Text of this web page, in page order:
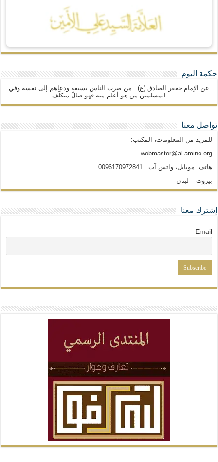
حكمة اليوم
عن الإمام جعفر الصادق (ع) : من ضرب الناس بسيفه ودعاهم إلى نفسه وفي
المسلمين من هو أعلم منه فهو ضالّ متكلّف
تواصل معنا
للمزيد من المعلومات، المكتب:
webmaster@al-amine.org
هاتف: موبايل، واتس آب : 0096170972841
بيروت – لبنان
إشترك معنا
Email